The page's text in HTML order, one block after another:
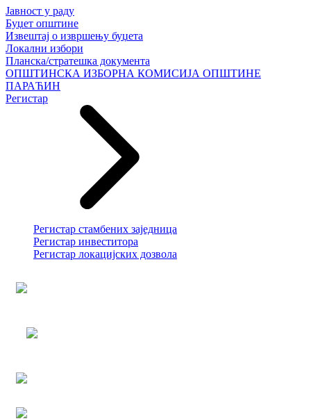
Јавност у раду
Буџет општине
Извештај о извршењу буџета
Локални избори
Планска/стратешка документа
ОПШТИНСКА ИЗБОРНА КОМИСИЈА ОПШТИНЕ
ПАРАЋИН
Регистар
Регистар стамбених заједница
Регистар инвеститора
Регистар локацијских дозвола